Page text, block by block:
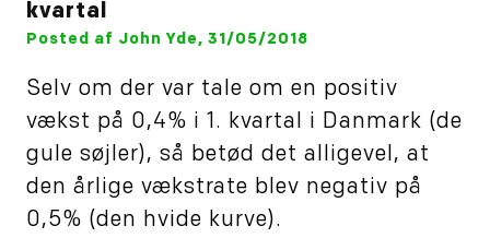
kvartal
Posted af John Yde, 31/05/2018
Selv om der var tale om en positiv
vækst på 0,4% i 1. kvartal i Danmark (de
gule søjler), så betød det alligevel, at
den årlige vækstrate blev negativ på
0,5% (den hvide kurve).